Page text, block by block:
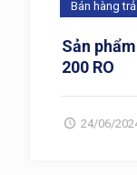
Bán hàng
Sản
200 RO
24/06/